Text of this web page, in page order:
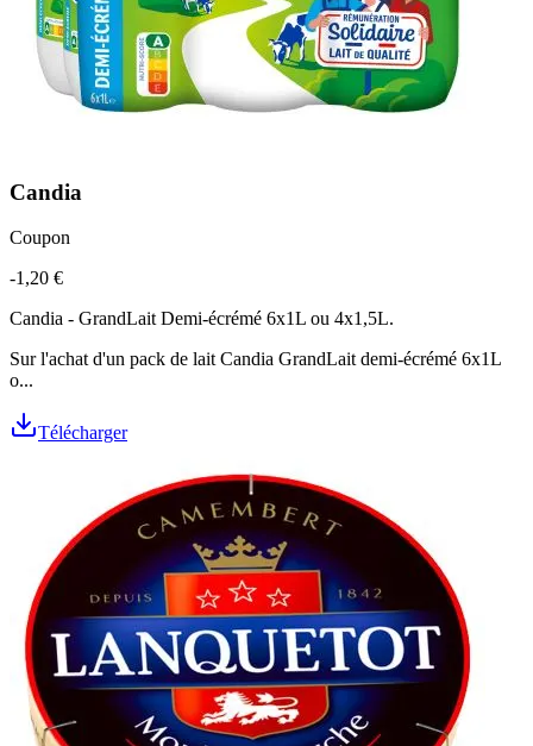
Candia
Coupon
-1,20 €
Candia - GrandLait Demi-écrémé 6x1L ou 4x1,5L.
Sur l'achat d'un pack de lait Candia GrandLait demi-écrémé 6x1L
o...
Télécharger